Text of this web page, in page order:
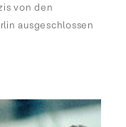
von den
ausgeschlossen